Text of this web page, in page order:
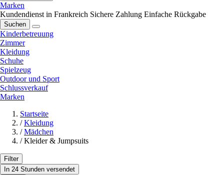
Marken
Kundendienst in Frankreich Sichere Zahlung Einfache Rückgabe
Suchen
Kinderbetreuung
Zimmer
Kleidung
Schuhe
Spielzeug
Outdoor und Sport
Schlussverkauf
Marken
Startseite
/ Kleidung
/ Mädchen
/ Kleider & Jumpsuits
Filter
In 24 Stunden versendet